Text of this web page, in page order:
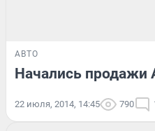
АВТО
Начались продажи
22 июля, 2014, 14:45 790